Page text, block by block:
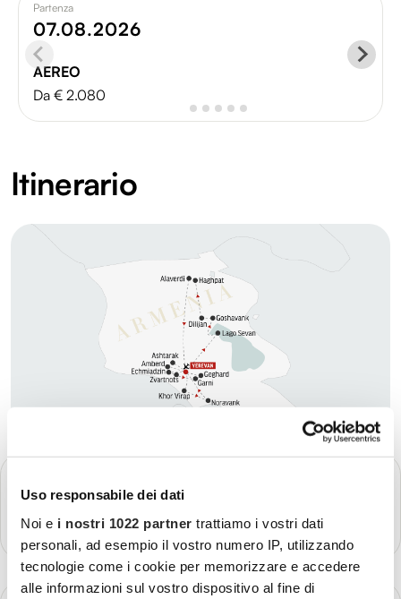
Uso responsabile dei dati
Noi e i nostri 1022 partner trattiamo i vostri dati
personali, ad esempio il vostro numero IP, utilizzando
tecnologie come i cookie per memorizzare e accedere
alle informazioni sul vostro dispositivo al fine di
Partenza
07.08.2026
AEREO
Da € 2.080
Itinerario
Più dettagli